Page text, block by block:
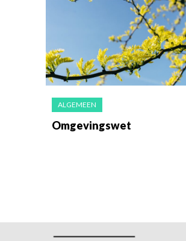
ALGEMEEN
Omgevingswet